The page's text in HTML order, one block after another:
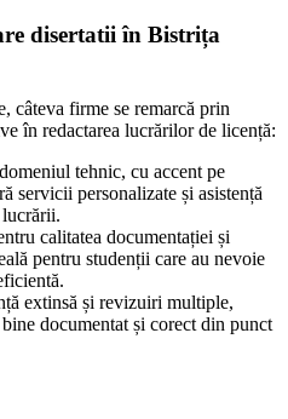
disertatii în Bistrița
câteva firme se remarcă prin
în redactarea lucrărilor de licență:
tehnic, cu accent pe
servicii personalizate și asistență
calitatea documentației și
pentru studenții care au nevoie
extinsă și revizuiri multiple,
documentat și corect din punct